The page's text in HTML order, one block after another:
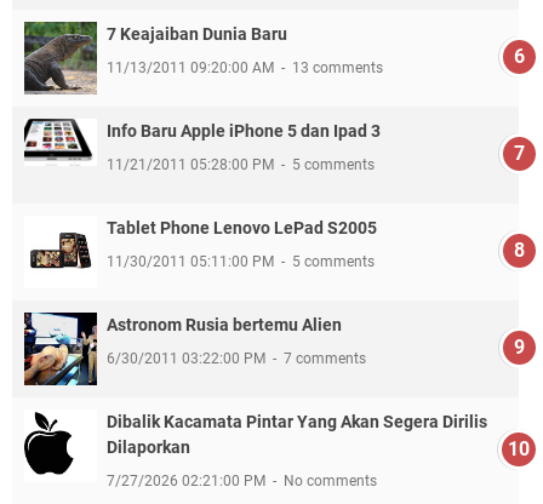
7 Keajaiban Dunia Baru
11/13/2011 09:20:00 AM 13 comments
Info Baru Apple iPhone 5 dan Ipad 3
11/21/2011 05:28:00 PM 5 comments
Tablet Phone Lenovo LePad S2005
11/30/2011 05:11:00 PM 5 comments
Astronom Rusia bertemu Alien
6/30/2011 03:22:00 PM 7 comments
Dibalik Kacamata Pintar Yang Akan Segera Dirilis
Dilaporkan
7/27/2026 02:21:00 PM No comments